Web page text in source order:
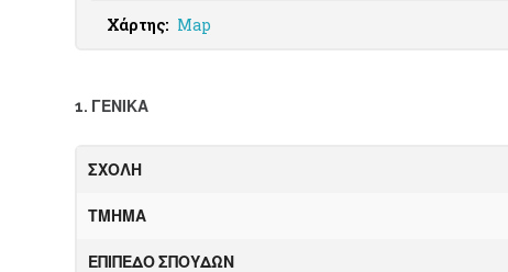
Χάρτης: Map
1. ΓΕΝΙΚΑ
ΣΧΟΛΗ
ΤΜΗΜΑ
ΕΠ Π ΕΔΟ ΣΠΟΥΔΩΝ